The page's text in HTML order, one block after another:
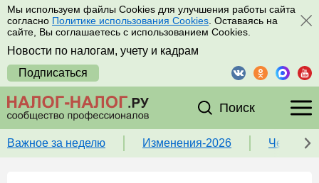
Мы используем файлы Cookies для улучшения работы сайта
согласно Политике использования Cookies . Оставаясь на
сайте, Вы соглашаетесь с использованием Cookies.
Новости по налогам, учету и кадрам
Подписаться
Поиск
Важное за неделю Изменения-2026 Чек-